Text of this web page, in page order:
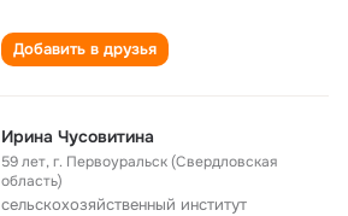
Добавить в друзья
Ирина Чусовитина
59 лет,г. Первоуральск (Свердловская
область)
сельскохозяйственный институт